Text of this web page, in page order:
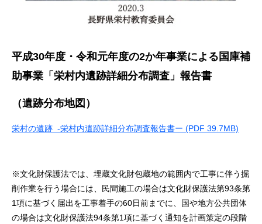
平成30年度・令和元年度の2か年事業による国庫補
助事業「栄村内遺跡詳細分布調査」報告書
（遺跡分布地図）
栄村の遺跡 -栄村内遺跡詳細分布調査報告書ー (PDF 39.7MB)
※文化財保護法では、埋蔵文化財包蔵地の範囲内で工事に伴う掘
削作業を行う場合には、民間施工の場合は文化財保護法第93条第
1項に基づく届出を工事着手の60日前までに、国や地方公共団体
の場合は文化財保護法94条第1項に基づく通知を計画策定の段階